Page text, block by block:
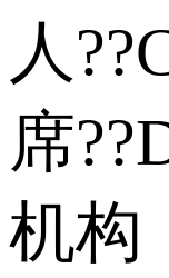
人
席
机构